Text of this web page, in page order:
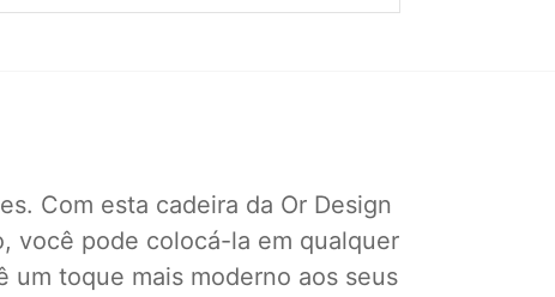
Com esta cadeira da Or Design
você pode colocá-la em qualquer
um toque mais moderno aos seus